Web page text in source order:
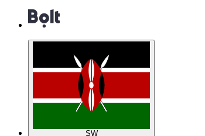
SW